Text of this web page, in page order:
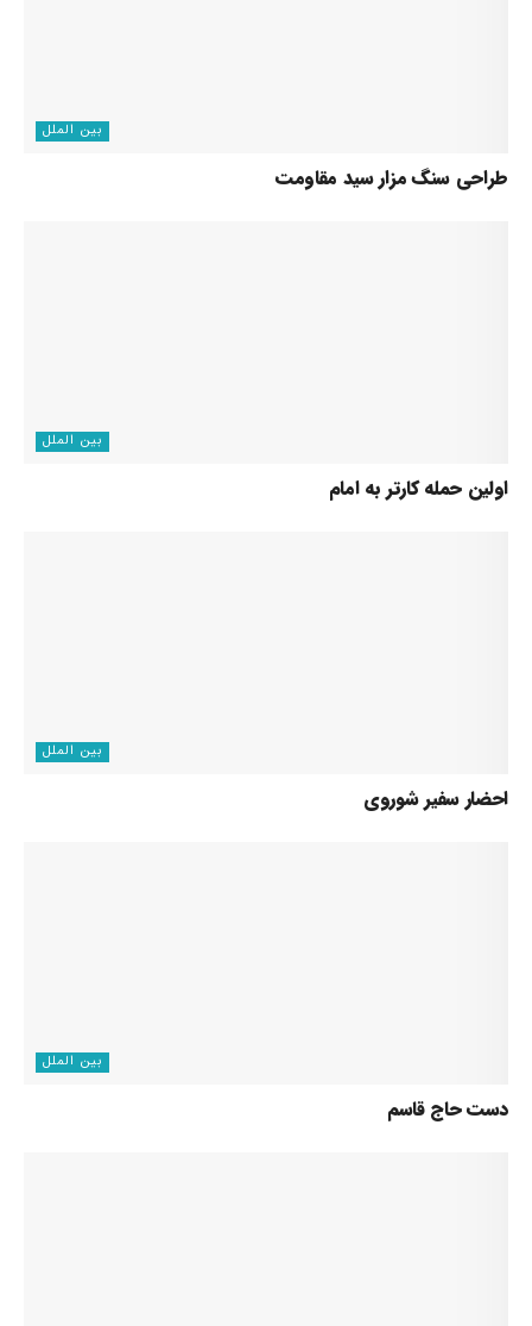
بین الملل
طراحی سنگ مزار سید مقاومت
بین الملل
اولین حمله کارتر به امام
بین الملل
احضار سفیر شوروی
بین الملل
دست حاج قاسم